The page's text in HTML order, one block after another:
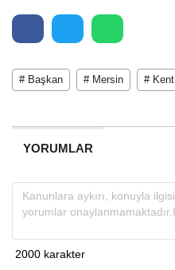
# Başkan # Mersin #
YORUMLAR